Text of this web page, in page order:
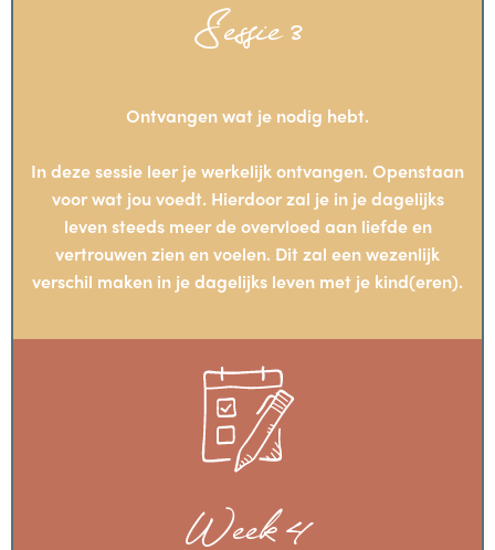
Sessie 3
Ontvangen wat je nodig hebt.
In deze sessie leer je werkelijk ontvangen. Openstaan
voor wat jou voedt. Hierdoor zal je in je dagelijks
leven steeds meer de overvloed aan liefde en
vertrouwen zien en voelen. Dit zal een wezenlijk
verschil maken in je dagelijks leven met je kind(eren).
Week 4